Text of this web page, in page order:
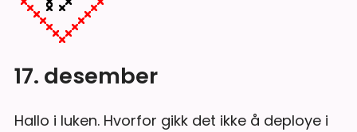
17. desember
Hallo i luken. Hvorfor gikk det ikke å deploye i